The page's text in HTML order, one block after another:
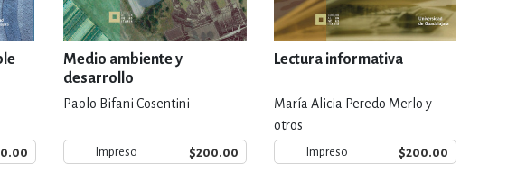
Y ARQUEOLOGÍA
LENGUAJE Y LINGÜÍSTICA
Medio ambiente y
desarrollo
Paolo Bifani Cosentini
Impreso $200.00
Lectura informativa
María Alicia Peredo Merlo y
otros
Impreso $200.00